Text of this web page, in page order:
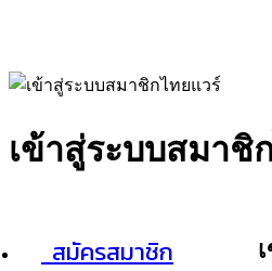
เข้าสู่ระบบสมาชิ
สมัครสมาชิก